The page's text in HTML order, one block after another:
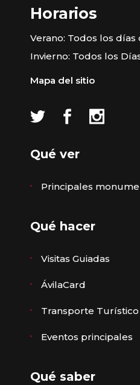
Horarios
Verano: Todos los días
Invierno: Todos los
Mapa del sitio
Qué ver
Principales
Qué hacer
Visitas Guiadas
ÁvilaCard
Transporte Turístico
Eventos principales
Qué saber